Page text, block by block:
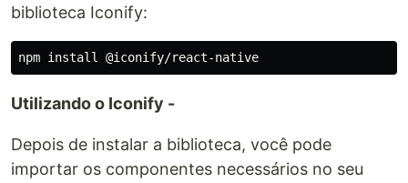
biblioteca Iconify:
Utilizando o Iconify -
Depois de instalar a biblioteca, você pode
importar os componentes necessários no seu